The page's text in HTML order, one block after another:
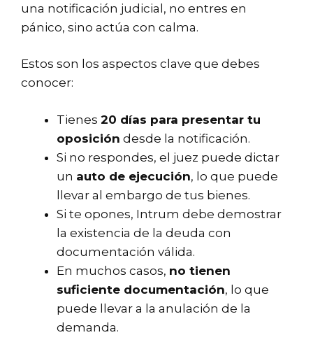
una notificación judicial, no entres en
pánico, sino actúa con calma.
Estos son los aspectos clave que debes
conocer:
Tienes 20 días para presentar tu
oposición desde la notificación.
Si no respondes, el juez puede dictar
un auto de ejecución, lo que puede
llevar al embargo de tus bienes.
Si te opones, Intrum debe demostrar
la existencia de la deuda con
documentación válida.
En muchos casos, no tienen
suficiente documentación, lo que
puede llevar a la anulación de la
demanda.